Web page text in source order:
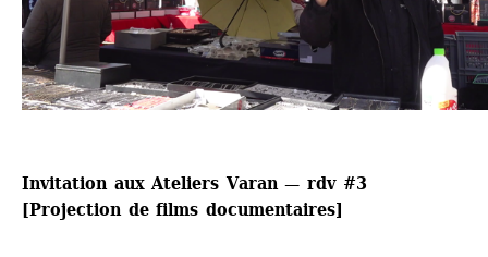
Invitation aux Ateliers Varan — rdv #3
[Projection de films documentaires]